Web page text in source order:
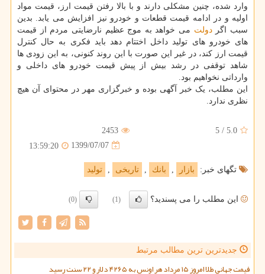
وارد شده، چنین مشکلی دارند و با بالا رفتن قیمت ارز، قیمت مواد
اولیه و در ادامه قیمت قطعات و خودرو نیز افزایش می یابد. بدین
سبب اگردولت می خواهد به موج عظیم نارضایتی مردم از قیمت
های خودرو های تولید داخل اختتام دهد باید فکری به حال کنترل
قیمت ارز کند، در غیر این صورت با این روند کنونی، به این زودی ها
شاهد توقفی در رشد بیش از پیش قیمت خودرو های داخلی و
وارداتی نخواهیم بود.
این مطلب، یک خبر آگهی بوده و خبرگزاری مهر در محتوای آن هیچ
نظری ندارد.
5.0
/
5
2453
1399/07/07
13:59:20
تگهای خبر: بازار , بانك , تاریخی , تولید
این مطلب را می پسندید؟ (1)
(0)
جدیدترین ترین مطالب مرتبط
قیمت جهانی طلا امروز ۱۵ مرداد هر اونس به ۴۲۶۵ دلار و ۲۲ سنت رسید